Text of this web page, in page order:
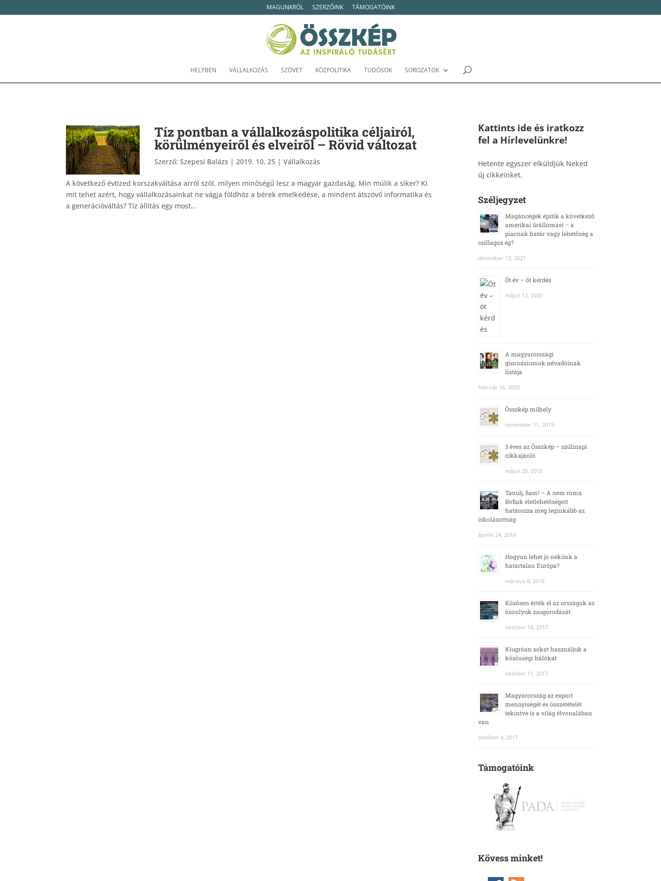
MAGUNKRÓL SZERZŐINK TÁMOGATÓINK
HELYBEN VÁLLALKOZÁS SZÖVET KÖZPOLITIKA TUDÓSOK SOROZATOK
Tíz pontban a vállalkozáspolitika céljairól,
körülményeiről és elveiről – Rövid változat
Szerző:Szepesi Balázs |2019. 10. 25 |Vállalkozás
A következő évtized korszakváltása arról szól, milyen minőségű lesz a magyar gazdaság. Min múlik a siker? Ki
mit tehet azért, hogy vállalkozásainkat ne vágja földhöz a bérek emelkedése, a mindent átszövő informatika és
a generációváltás? Tíz állítás egy most...
Kattints ide és iratkozz
fel a Hírlevelünkre!
Hetente egyszer elküldjük Neked
új cikkeinket.
Széljegyzet
Magáncégek építik a következő
amerikai űrállomást – a
piacnak határ vagy lehetőség a
csillagos ég?
december 13, 2021
Öt év – öt kérdés
május 12, 2020
A magyarországi
gimnáziumok névadóinak
listája
február 16, 2020
Összkép műhely
november 11, 2019
3 éves az Összkép – szülinapi
cikkajánló
május 25, 2018
Tanulj, fiam! – A nem roma
férfiak életlehetőségeit
határozza meg leginkább az
iskolázottság
április 24, 2018
Hogyan lehet jó nekünk a
határtalan Európa?
március 8, 2018
Közösen érték el az országok az
ózonlyuk zsugorodását
október 18, 2017
Kiugróan sokat használjuk a
közösségi hálókat
október 11, 2017
Magyarország az export
mennyiségét és összetételét
tekintve is a világ élvonalában
van
október 4, 2017
Támogatóink
Kövess minket!